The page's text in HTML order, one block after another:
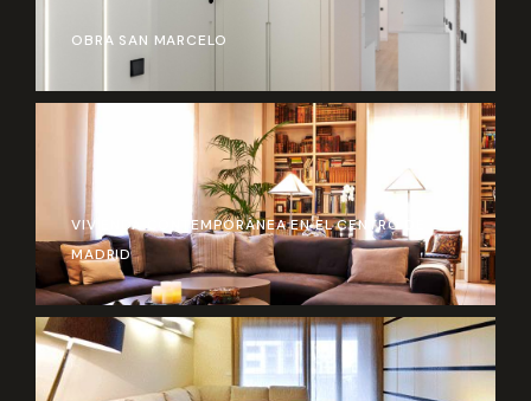
OBRA SAN MARCELO
VIVIENDA CONTEMPORÁNEA EN EL CENTRO DE
MADRID